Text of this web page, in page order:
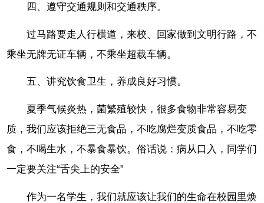
四、遵守交通规则和交通秩序。
过马路要走人行横道，来校、回家做到文明行路，不
乘坐无牌无证车辆，不乘坐超载车辆。
五、讲究饮食卫生，养成良好习惯。
夏季气候炎热，菌繁殖较快，很多食物非常容易变
质，我们应该拒绝三无食品，不吃腐烂变质食品，不吃零
食，不喝生水，不暴食暴饮。俗话说：病从口入，同学们
一定要关注“舌尖上的安全”
作为一名学生，我们就应该让我们的生命在校园里焕